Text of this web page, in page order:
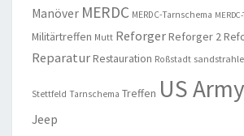
Manöver MERDC MERDC-Tarnschema
Militärtreffen Mutt ReforgerReforger 2
ReparaturRestauration Roßstadt
Stettfeld Tarnschema Treffen US Army
Jeep